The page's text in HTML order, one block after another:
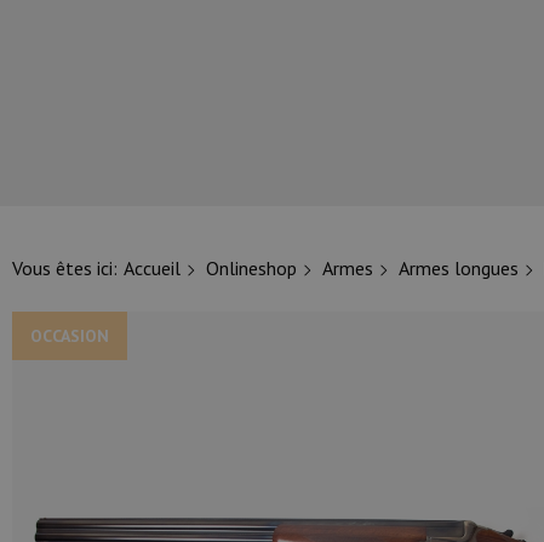
Vous êtes ici: Accueil Onlineshop Armes Armes longues
OCCASION
NOS CATÉGORIES PRINCIPALES